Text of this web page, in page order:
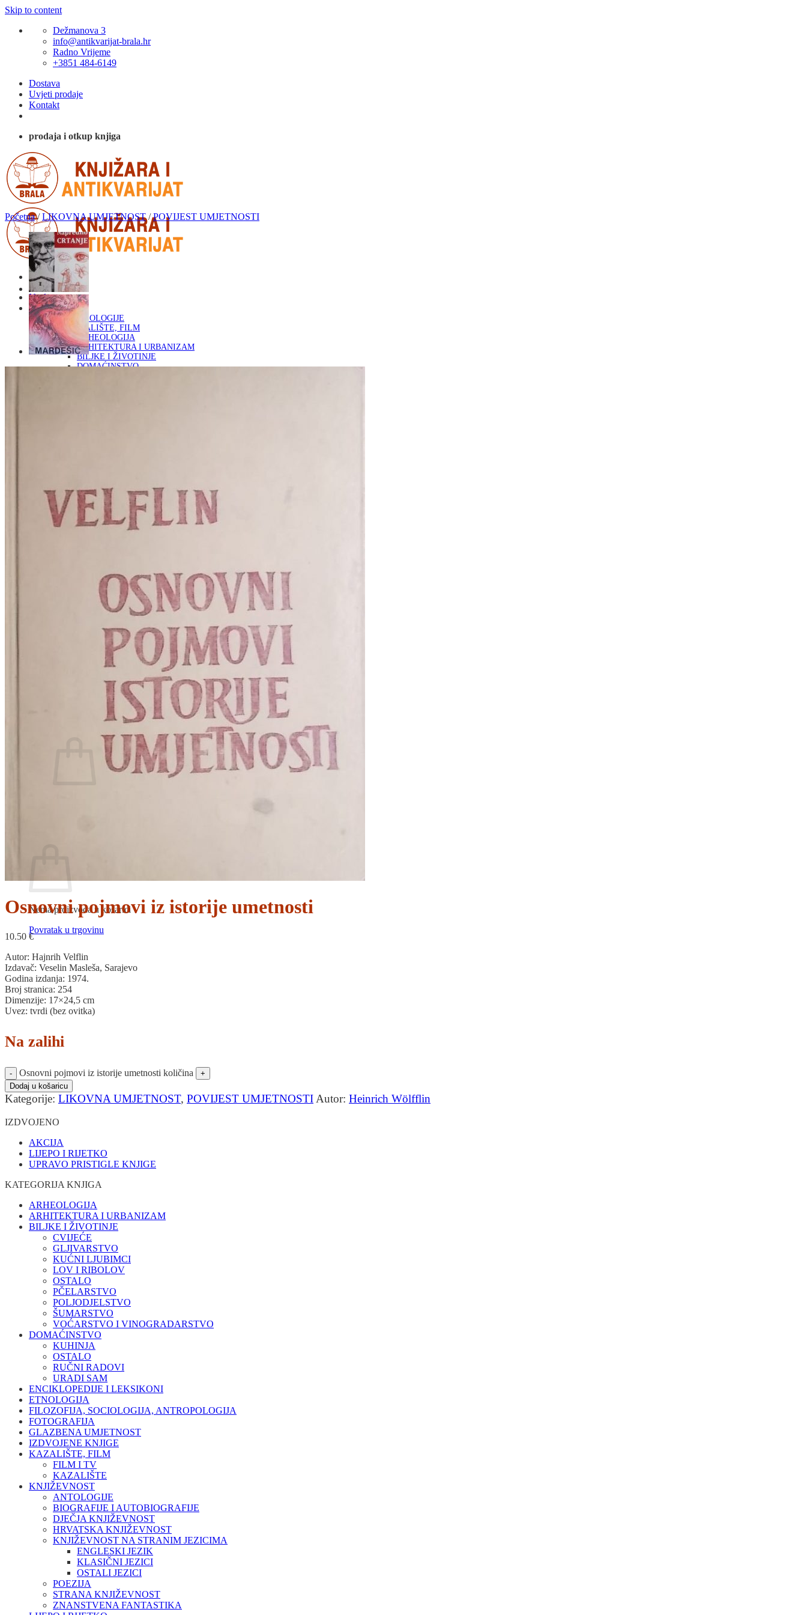
Skip to content
Dežmanova 3
info@antikvarijat-brala.hr
Radno Vrijeme
+3851 484-6149
Dostava
Uvjeti prodaje
Kontakt
prodaja i otkup knjiga
Naslovna
KNJIGE
OD ARHEOLOGIJE
DO KAZALIŠTE, FILM
ARHEOLOGIJA
ARHITEKTURA I URBANIZAM
BILJKE I ŽIVOTINJE
DOMAĆINSTVO
POVIJEST I PUBLICISTIKA
PRIRODNE ZNANOSTI
PSIHOLOGIJA, POPULARNA PSIHOLOGIJA,
ALTERNATIVA
RAZNO
STRIPOVI
TEHNIČKE ZNANOSTI
TEORIJA I POVIJEST KNJIŽEVNOSTI
VEDUTE
ZEMLJOVIDI
Nema proizvoda u košarici
Povratak u trgovinu
Početna / LIKOVNA UMJETNOST / POVIJEST UMJETNOSTI
Osnovni pojmovi iz istorije umetnosti
10.50 €
Autor: Hajnrih Velflin
Izdavač: Veselin Masleša, Sarajevo
Godina izdanja: 1974.
Broj stranica: 254
Dimenzije: 17×24,5 cm
Uvez: tvrdi (bez ovitka)
Na zalihi
Osnovni pojmovi iz istorije umetnosti količina
Dodaj u košaricu
Kategorije: LIKOVNA UMJETNOST, POVIJEST UMJETNOSTI Autor: Heinrich Wölfflin
IZDVOJENO
AKCIJA
LIJEPO I RIJETKO
UPRAVO PRISTIGLE KNJIGE
KATEGORIJA KNJIGA
ARHEOLOGIJA
ARHITEKTURA I URBANIZAM
BILJKE I ŽIVOTINJE
CVIJEĆE
GLJIVARSTVO
KUĆNI LJUBIMCI
LOV I RIBOLOV
OSTALO
PČELARSTVO
POLJODJELSTVO
ŠUMARSTVO
VOĆARSTVO I VINOGRADARSTVO
DOMAĆINSTVO
KUHINJA
OSTALO
RUČNI RADOVI
URADI SAM
ENCIKLOPEDIJE I LEKSIKONI
ETNOLOGIJA
FILOZOFIJA, SOCIOLOGIJA, ANTROPOLOGIJA
FOTOGRAFIJA
GLAZBENA UMJETNOST
IZDVOJENE KNJIGE
KAZALIŠTE, FILM
FILM I TV
KAZALIŠTE
KNJIŽEVNOST
ANTOLOGIJE
BIOGRAFIJE I AUTOBIOGRAFIJE
DJEČJA KNJIŽEVNOST
HRVATSKA KNJIŽEVNOST
KNJIŽEVNOST NA STRANIM JEZICIMA
ENGLESKI JEZIK
KLASIČNI JEZICI
OSTALI JEZICI
POEZIJA
STRANA KNJIŽEVNOST
ZNANSTVENA FANTASTIKA